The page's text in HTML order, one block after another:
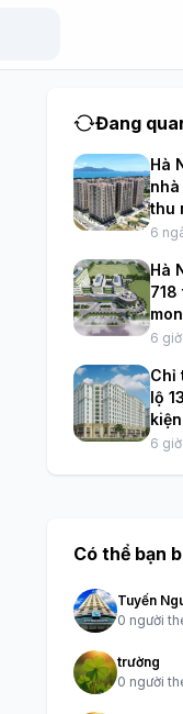
Đang
Hà
nhà
thu
6
Hà
718
6
Chỉ
lộ
6
Có thể bạn
Tuyến
0 người
trường
0 người